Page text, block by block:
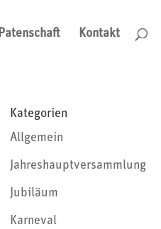
Patenschaft Kontakt
Kategorien
Allgemein
Jahreshauptversammlung
Jubiläum
Karneval